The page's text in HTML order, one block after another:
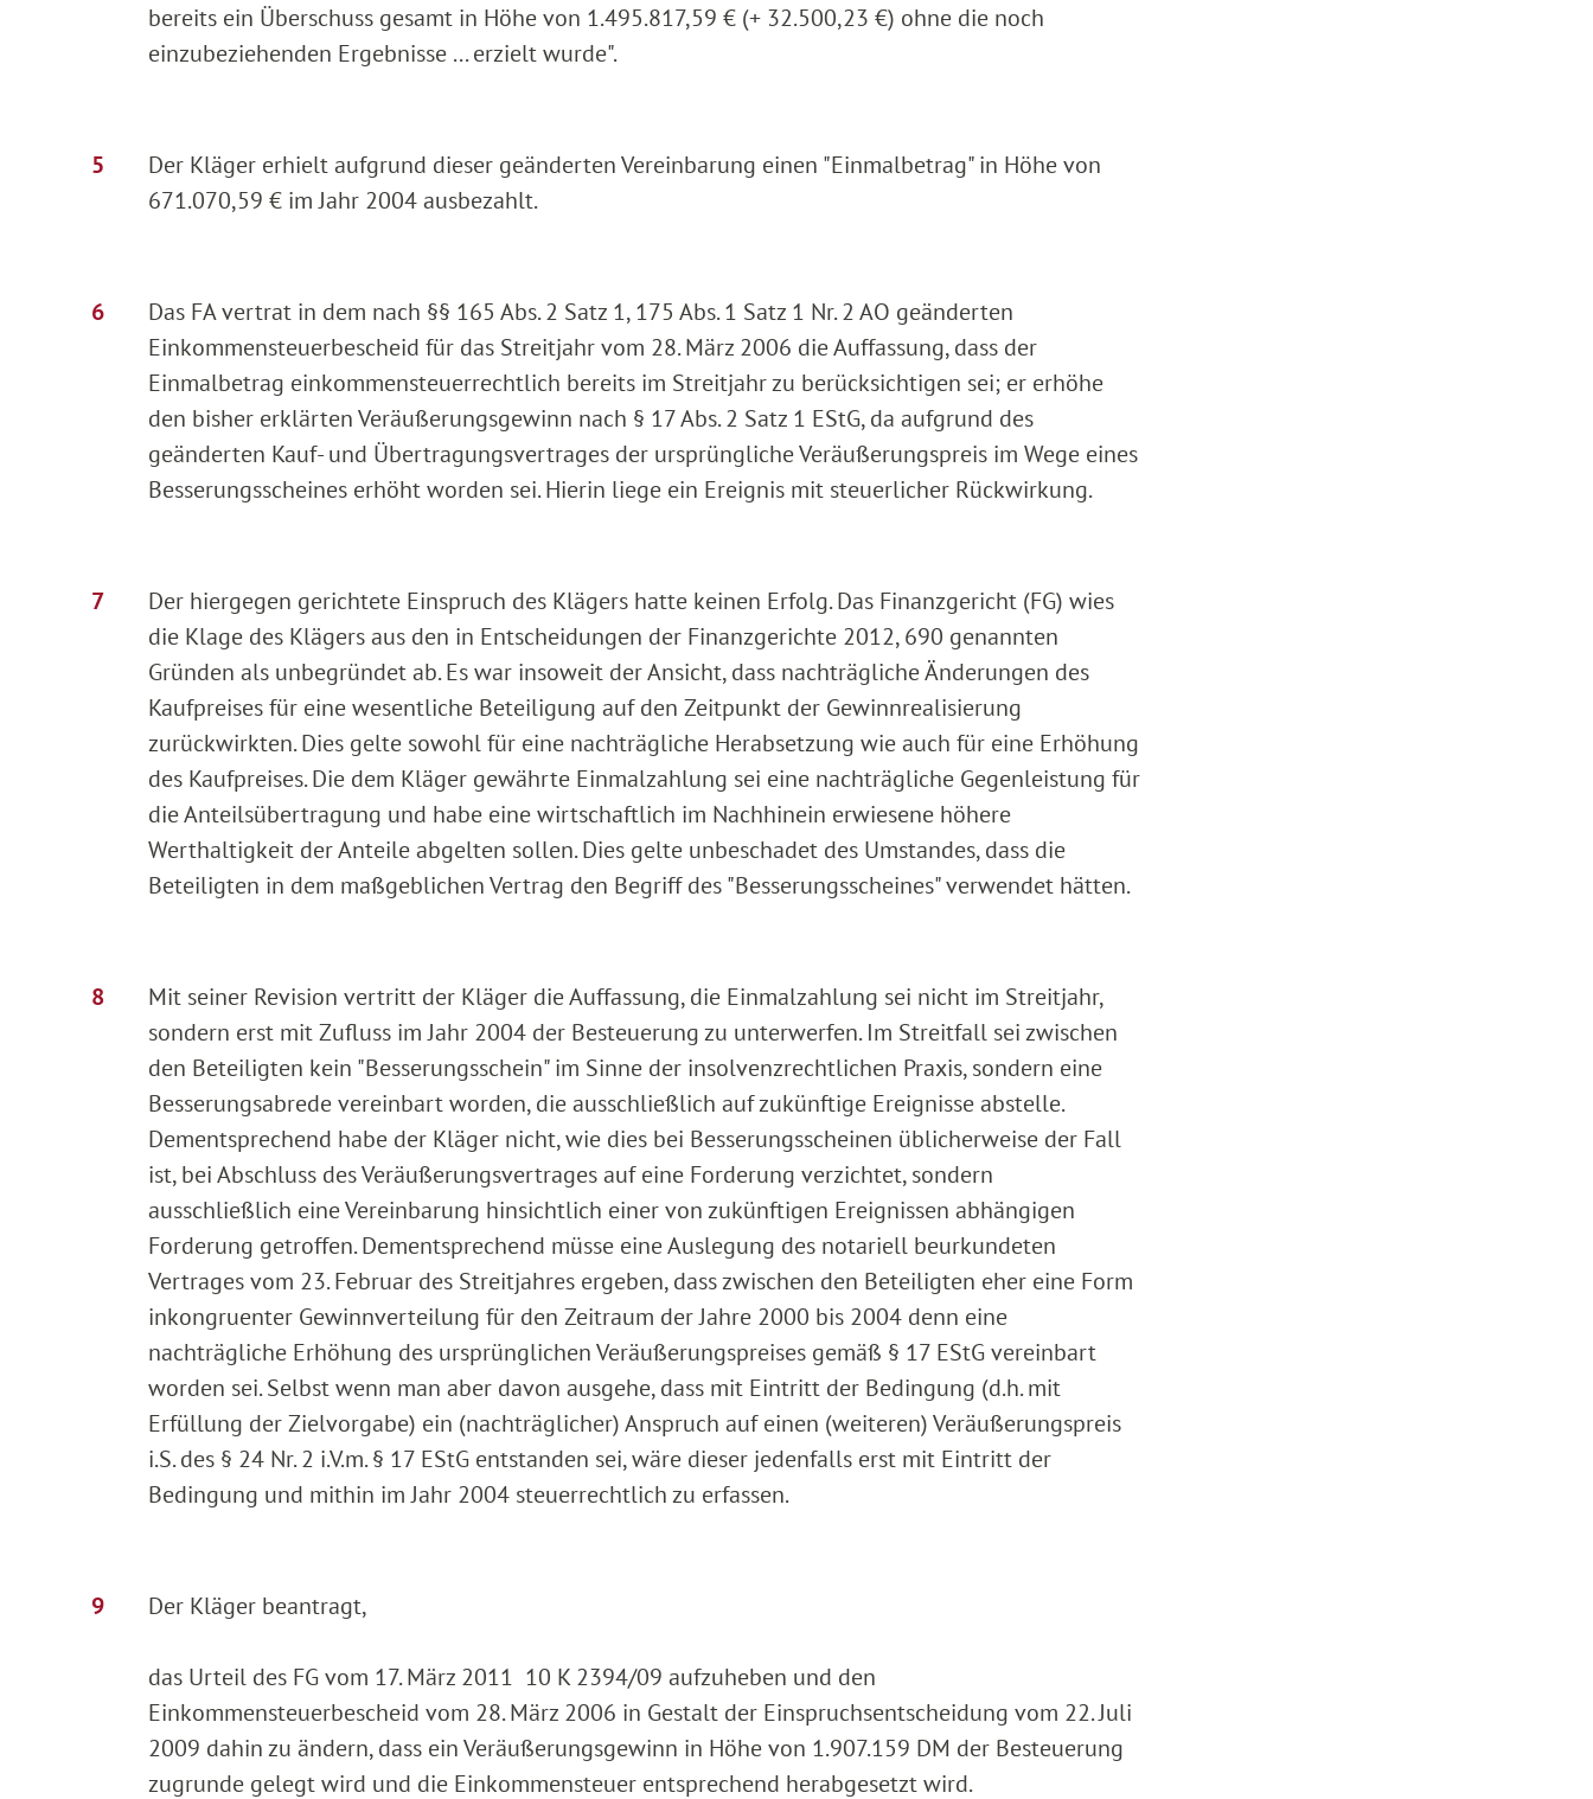
bereits ein Überschuss gesamt in Höhe von 1.495.817,59 € (+ 32.500,23 €) ohne die noch
einzubeziehenden Ergebnisse ... erzielt wurde".
Der Kläger erhielt aufgrund dieser geänderten Vereinbarung einen "Einmalbetrag" in Höhe von
671.070,59 € im Jahr 2004 ausbezahlt.
Das FA vertrat in dem nach §§ 165 Abs. 2 Satz 1, 175 Abs. 1 Satz 1 Nr. 2 AO geänderten
Einkommensteuerbescheid für das Streitjahr vom 28. März 2006 die Auffassung, dass der
Einmalbetrag einkommensteuerrechtlich bereits im Streitjahr zu berücksichtigen sei; er erhöhe
den bisher erklärten Veräußerungsgewinn nach § 17 Abs. 2 Satz 1 EStG, da aufgrund des
geänderten Kauf- und Übertragungsvertrages der ursprüngliche Veräußerungspreis im Wege eines
Besserungsscheines erhöht worden sei. Hierin liege ein Ereignis mit steuerlicher Rückwirkung.
Der hiergegen gerichtete Einspruch des Klägers hatte keinen Erfolg. Das Finanzgericht (FG) wies
die Klage des Klägers aus den in Entscheidungen der Finanzgerichte 2012, 690 genannten
Gründen als unbegründet ab. Es war insoweit der Ansicht, dass nachträgliche Änderungen des
Kaufpreises für eine wesentliche Beteiligung auf den Zeitpunkt der Gewinnrealisierung
zurückwirkten. Dies gelte sowohl für eine nachträgliche Herabsetzung wie auch für eine Erhöhung
des Kaufpreises. Die dem Kläger gewährte Einmalzahlung sei eine nachträgliche Gegenleistung für
die Anteilsübertragung und habe eine wirtschaftlich im Nachhinein erwiesene höhere
Werthaltigkeit der Anteile abgelten sollen. Dies gelte unbeschadet des Umstandes, dass die
Beteiligten in dem maßgeblichen Vertrag den Begriff des "Besserungsscheines" verwendet hätten.
Mit seiner Revision vertritt der Kläger die Auffassung, die Einmalzahlung sei nicht im Streitjahr,
sondern erst mit Zufluss im Jahr 2004 der Besteuerung zu unterwerfen. Im Streitfall sei zwischen
den Beteiligten kein "Besserungsschein" im Sinne der insolvenzrechtlichen Praxis, sondern eine
Besserungsabrede vereinbart worden, die ausschließlich auf zukünftige Ereignisse abstelle.
Dementsprechend habe der Kläger nicht, wie dies bei Besserungsscheinen üblicherweise der Fall
ist, bei Abschluss des Veräußerungsvertrages auf eine Forderung verzichtet, sondern
ausschließlich eine Vereinbarung hinsichtlich einer von zukünftigen Ereignissen abhängigen
Forderung getroffen. Dementsprechend müsse eine Auslegung des notariell beurkundeten
Vertrages vom 23. Februar des Streitjahres ergeben, dass zwischen den Beteiligten eher eine Form
inkongruenter Gewinnverteilung für den Zeitraum der Jahre 2000 bis 2004 denn eine
nachträgliche Erhöhung des ursprünglichen Veräußerungspreises gemäß § 17 EStG vereinbart
worden sei. Selbst wenn man aber davon ausgehe, dass mit Eintritt der Bedingung (d.h. mit
Erfüllung der Zielvorgabe) ein (nachträglicher) Anspruch auf einen (weiteren) Veräußerungspreis
i.S. des § 24 Nr. 2 i.V.m. § 17 EStG entstanden sei, wäre dieser jedenfalls erst mit Eintritt der
Bedingung und mithin im Jahr 2004 steuerrechtlich zu erfassen.
Der Kläger beantragt,
das Urteil des FG vom 17. März 2011 10 K 2394/09 aufzuheben und den
Einkommensteuerbescheid vom 28. März 2006 in Gestalt der Einspruchsentscheidung vom 22. Juli
2009 dahin zu ändern, dass ein Veräußerungsgewinn in Höhe von 1.907.159 DM der Besteuerung
zugrunde gelegt wird und die Einkommensteuer entsprechend herabgesetzt wird.